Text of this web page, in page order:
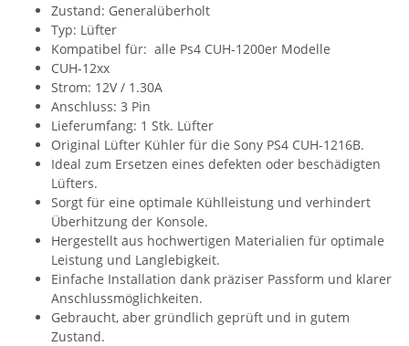
Zustand: Generalüberholt
Typ: Lüfter
Kompatibel für: alle Ps4 CUH-1200er Modelle
CUH-12xx
Strom: 12V / 1.30A
Anschluss: 3 Pin
Lieferumfang: 1 Stk. Lüfter
Original Lüfter Kühler für die Sony PS4 CUH-1216B.
Ideal zum Ersetzen eines defekten oder beschädigten
Lüfters.
Sorgt für eine optimale Kühlleistung und verhindert
Überhitzung der Konsole.
Hergestellt aus hochwertigen Materialien für optimale
Leistung und Langlebigkeit.
Einfache Installation dank präziser Passform und klarer
Anschlussmöglichkeiten.
Gebraucht, aber gründlich geprüft und in gutem
Zustand.